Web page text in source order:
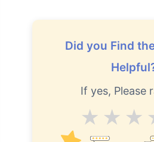
Did you Find
If yes, Please